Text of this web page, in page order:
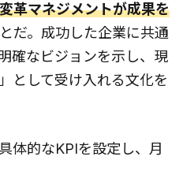
革マネジメントが成果を
だ。成功した企業に共通
確なビジョンを示し、現
として受け入れる文化を
体的なKPIを設定し、月